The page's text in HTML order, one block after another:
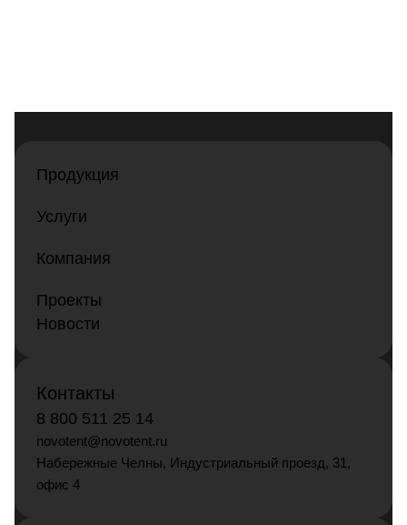
Продукция
Услуги
Компания
Проекты
Новости
Контакты
8 800 511 25 14
novotent@novotent.ru
Набережные Челны, Индустриальный проезд, 31,
офис 4